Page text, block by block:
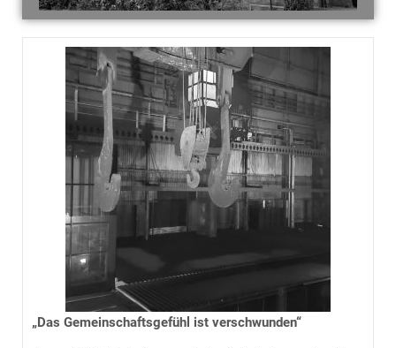
„Das Gemeinschaftsgefühl ist verschwunden“